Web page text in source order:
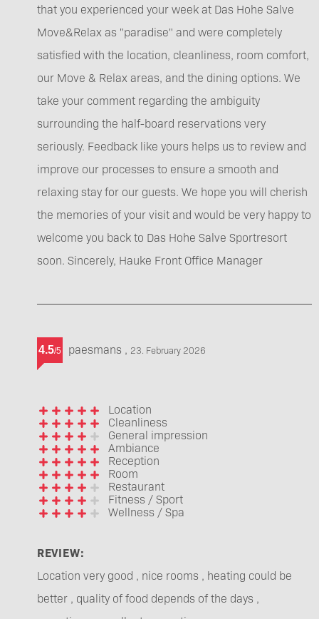
that you experienced your week at Das Hohe Salve
Move&Relax as "paradise" and were completely
satisfied with the location, cleanliness, room comfort,
our Move & Relax areas, and the dining options. We
take your comment regarding the ambiguity
surrounding the half-board reservations very
seriously. Feedback like yours helps us to review and
improve our processes to ensure a smooth and
relaxing stay for our guests. We hope you will cherish
the memories of your visit and would be very happy to
welcome you back to Das Hohe Salve Sportresort
soon. Sincerely, Hauke Front Office Manager
4.5/5 paesmans , 23. February 2026
Location
Cleanliness
General impression
Ambiance
Reception
Room
Restaurant
Fitness / Sport
Wellness / Spa
REVIEW:
Location very good , nice rooms , heating could be
better , quality of food depends of the days ,